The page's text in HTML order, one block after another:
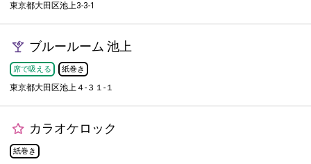
東京都大田区池上3-3-1
ブルールーム 池上
席で吸える 紙巻き
東京都大田区池上４-３１-１
カラオケロック
紙巻き